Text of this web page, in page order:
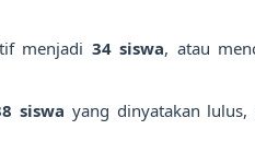
menjadi 34 siswa, atau
siswa yang dinyatakan